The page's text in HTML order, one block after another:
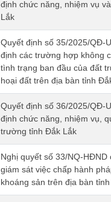
định chức năng, nhiệm vụ
Lắk
Quyết định số 35/2025/QĐ-
định các trường hợp không
tình trạng ban đầu của đất
hoại đất trên địa bàn tỉnh
Quyết định số 36/2025/QĐ-
định chức năng, nhiệm vụ,
trường tỉnh Đắk Lắk
Nghị quyết số 33/NQ-
giám sát việc chấp hành
khoáng sản trên địa bàn